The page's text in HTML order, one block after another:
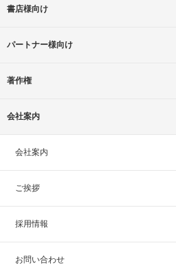
書店様向け
パートナー様向け
著作権
会社案内
会社案内
ご挨拶
採用情報
お問い合わせ